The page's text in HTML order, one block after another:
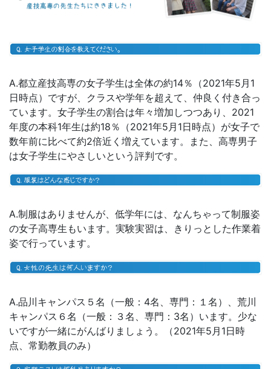
A.都立産技高専の女子学生は全体の約14％（2021年5月1
日時点）ですが、クラスや学年を超えて、仲良く付き合っ
ています。女子学生の割合は年々増加しつつあり、2021
年度の本科1年生は約18％（2021年5月1日時点）が女子で
数年前に比べて約2倍近く増えています。また、高専男子
は女子学生にやさしいという評判です。
A.制服はありませんが、低学年には、なんちゃって制服姿
の女子高専生もいます。実験実習は、きりっとした作業着
姿で行っています。
A.品川キャンパス５名（一般：4名、専門：１名）、荒川
キャンパス６名（一般：３名、専門：3名）います。少な
いですが一緒にがんばりましょう。（2021年5月1日時
点、常勤教員のみ）